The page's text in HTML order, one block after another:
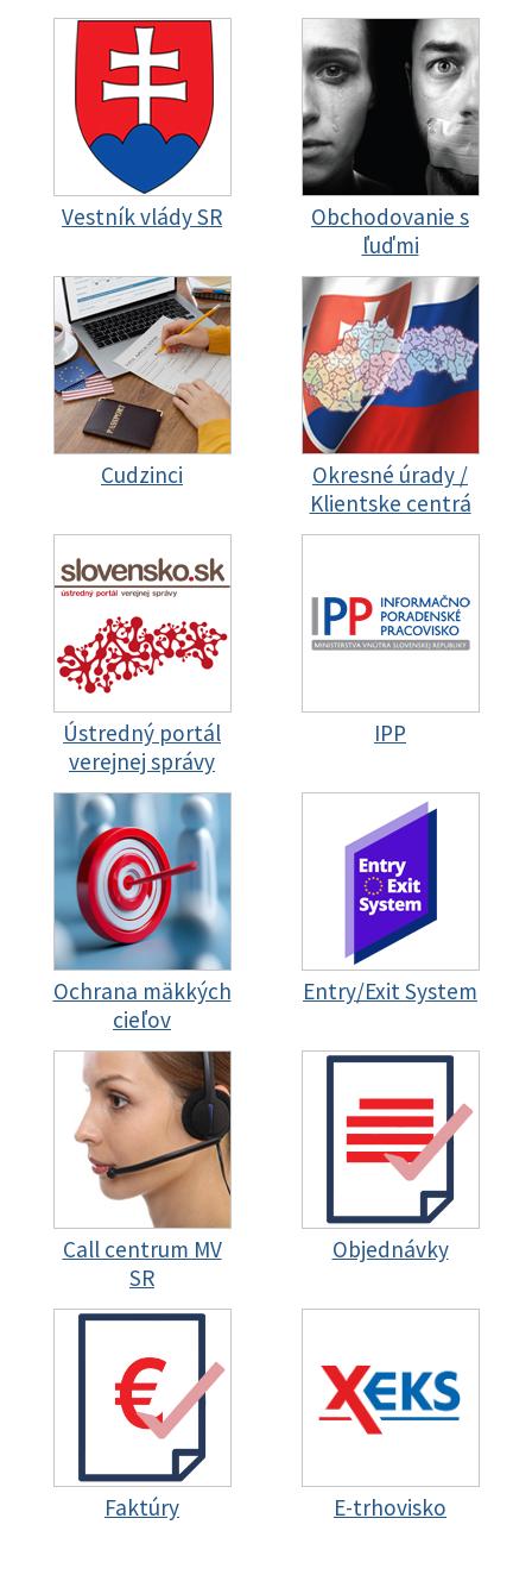
Vestník vlády SR
Obchodovanie s
ľuďmi
Cudzinci
Okresné úrady /
Klientske centrá
Ústredný portál
verejnej správy
IPP
Ochrana mäkkých
cieľov
Entry/Exit System
Call centrum MV
SR
Objednávky
Faktúry E-trhovisko